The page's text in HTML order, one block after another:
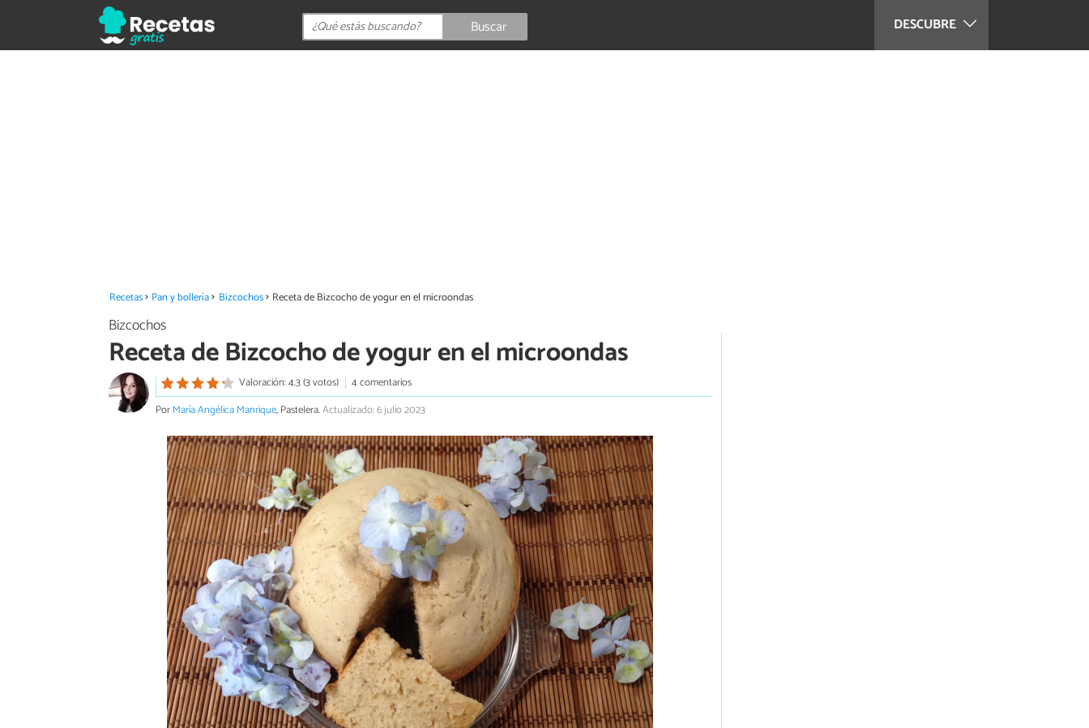
DESCUBRE
Buscar
Recetas Pan y bollería Bizcochos Receta de Bizcocho de yogur en el microondas
Bizcochos
Receta de Bizcocho de yogur en el microondas
Valoración: 4.3 (3 votos)
4 comentarios
PorMaría Angélica Manrique, Pastelera.Actualizado: 6 julio 2023